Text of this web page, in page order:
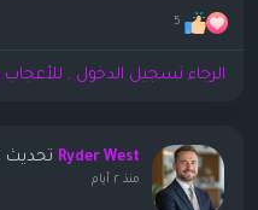
5
الرجاء تسجيل الدخول ,
Ryder West تحديث
منذ ٢ أيام